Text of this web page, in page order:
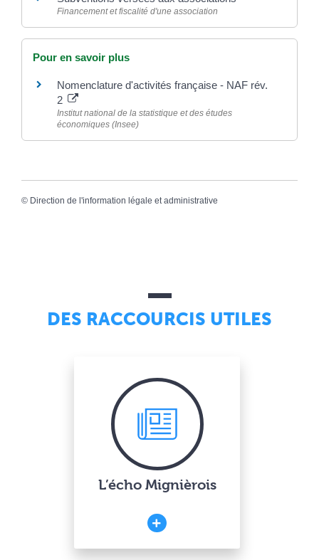
Financement et fiscalité d'une association
Pour en savoir plus
Nomenclature d'activités française - NAF rév.
2
Institut national de la statistique et des études
économiques (Insee)
© Direction de l'information légale et administrative
DES RACCOURCIS UTILES
L’écho Mignièrois